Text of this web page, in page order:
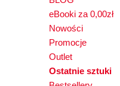
eBooki za 0,00zł
Nowości
Promocje
Outlet
Ostatnie sztuki